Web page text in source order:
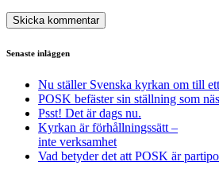
Senaste inläggen
Nu ställer Svenska kyrkan om till
POSK befäster sin ställning som
Psst! Det är dags nu.
Kyrkan är förhållningssätt –
inte verksamhet
Vad betyder det att POSK är